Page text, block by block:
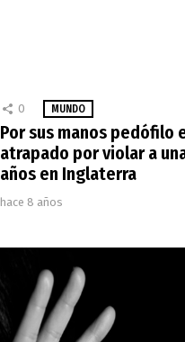
0 MUNDO
Por sus manos pedófilo
atrapado por violar a
años en Inglaterra
hace 8 años